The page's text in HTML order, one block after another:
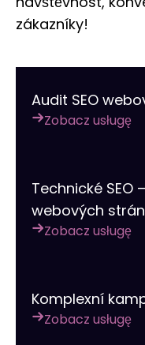
zákazníky!
Audit SEO
Zobacz usługę
Technické SEO
webových
Zobacz usługę
Komplexní
Zobacz usługę